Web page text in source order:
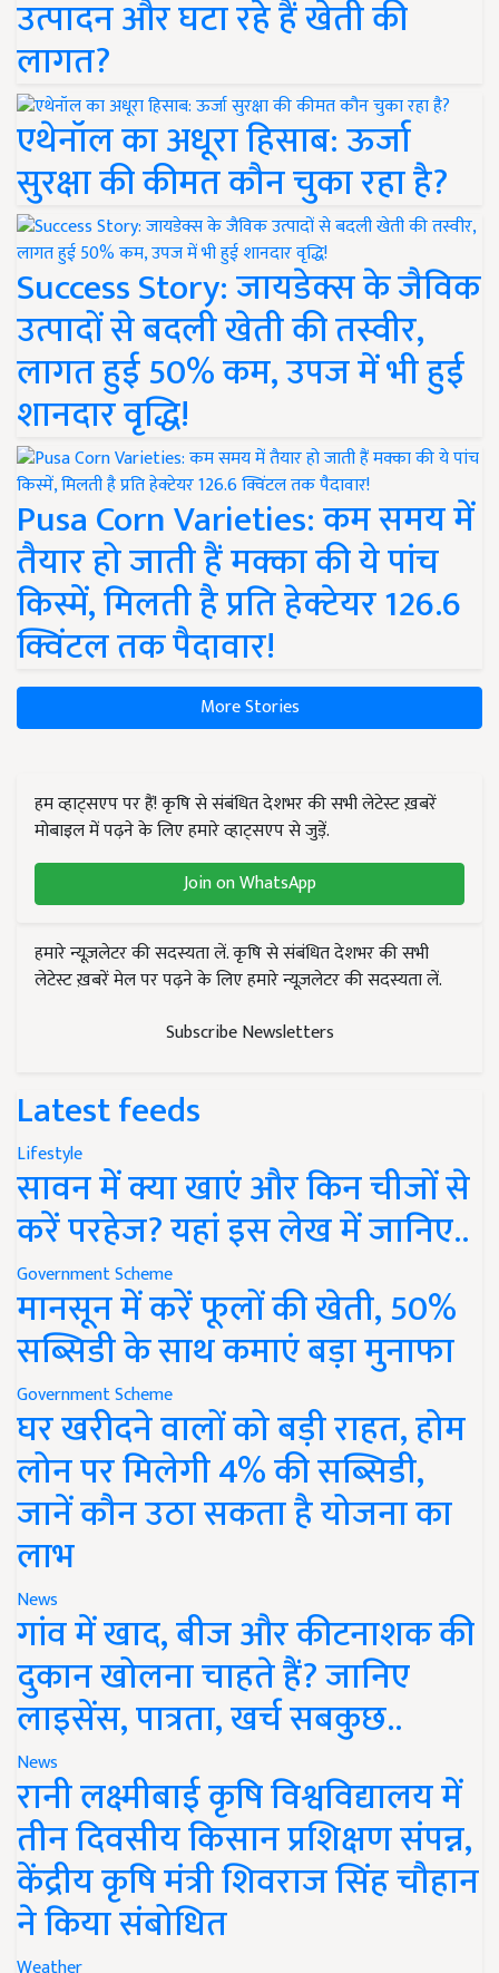
उत्पादन और घटा रहे हैं खेती की
लागत?
एथेनॉल का अधूरा हिसाब: ऊर्जा
सुरक्षा की कीमत कौन चुका रहा है?
Success Story: जायडेक्स के जैविक
उत्पादों से बदली खेती की तस्वीर,
लागत हुई 50% कम, उपज में भी हुई
शानदार वृद्धि!
Pusa Corn Varieties: कम समय में
तैयार हो जाती हैं मक्का की ये पांच
किस्में, मिलती है प्रति हेक्टेयर 126.6
क्विंटल तक पैदावार!
More Stories
हम व्हाट्सएप पर हैं! कृषि से संबंधित देशभर की सभी लेटेस्ट ख़बरें
मोबाइल में पढ़ने के लिए हमारे व्हाट्सएप से जुड़ें.
Join on WhatsApp
हमारे न्यूज़लेटर की सदस्यता लें. कृषि से संबंधित देशभर की सभी
लेटेस्ट ख़बरें मेल पर पढ़ने के लिए हमारे न्यूज़लेटर की सदस्यता लें.
Subscribe Newsletters
Latest feeds
Lifestyle
सावन में क्या खाएं और किन चीजों से
करें परहेज? यहां इस लेख में जानिए..
Government Scheme
मानसून में करें फूलों की खेती, 50%
सब्सिडी के साथ कमाएं बड़ा मुनाफा
Government Scheme
घर खरीदने वालों को बड़ी राहत, होम
लोन पर मिलेगी 4% की सब्सिडी,
जानें कौन उठा सकता है योजना का
लाभ
News
गांव में खाद, बीज और कीटनाशक की
दुकान खोलना चाहते हैं? जानिए
लाइसेंस, पात्रता, खर्च सबकुछ..
News
रानी लक्ष्मीबाई कृषि विश्वविद्यालय में
तीन दिवसीय किसान प्रशिक्षण संपन्न,
केंद्रीय कृषि मंत्री शिवराज सिंह चौहान
ने किया संबोधित